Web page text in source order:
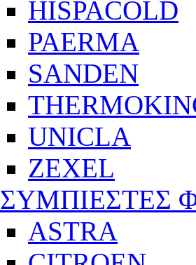
HISPACOLD
PAERMA
SANDEN
UNICLA
ZEXEL
ΣΥΜΠΙΕΣΤΕΣ
ASTRA